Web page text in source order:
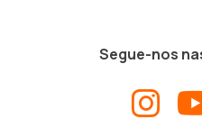
Segue-nos